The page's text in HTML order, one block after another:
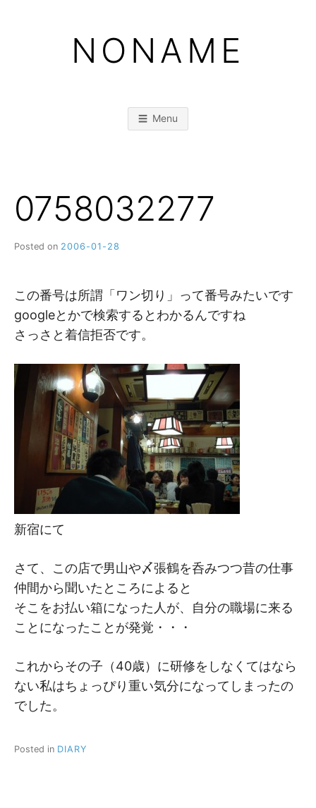
NONAME
Menu
0758032277
Posted on 2006-01-28
M
この番号は所謂「ワン切り」って番号みたいです
googleとかで検索するとわかるんですね
さっさと着信拒否です。
新宿にて
さて、この店で男山や〆張鶴を呑みつつ昔の仕事
仲間から聞いたところによると
そこをお払い箱になった人が、自分の職場に来る
ことになったことが発覚・・・
これからその子（40歳）に研修をしなくてはなら
ない私はちょっぴり重い気分になってしまったの
でした。
Posted in DIARY